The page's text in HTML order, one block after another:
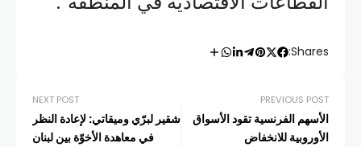
Shares:
PREVIOUS POST
الأسهم الفرنسية تقود الأسواق
الأوروبية للانخفاض
NEXT POST
شقير لبرّي وميقاتي: لإعادة النظر
في معاهدة الأخوّة بين لبنان